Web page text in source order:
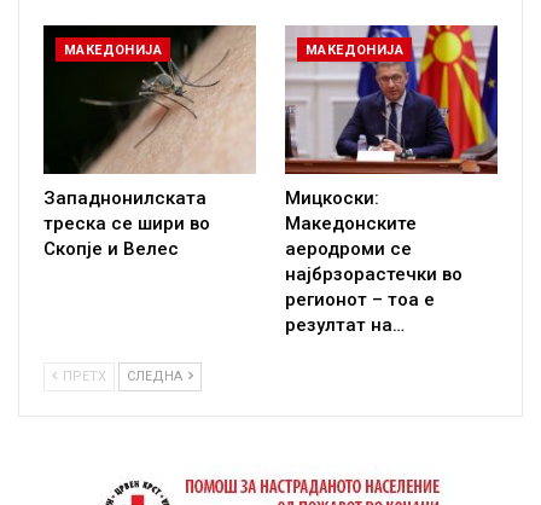
МАКЕДОНИЈА
Западнонилската
треска се шири во
Скопје и Велес
МАКЕДОНИЈА
Мицкоски:
Македонските
аеродроми се
најбрзорастечки во
регионот – тоа е
резултат на…
ПРЕТХ СЛЕДНА